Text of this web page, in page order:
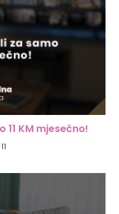
11 KM mjesečno!